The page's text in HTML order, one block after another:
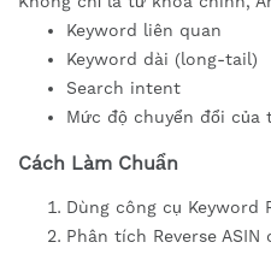
Keyword liên quan
Keyword dài (long-tail)
Search intent
Mức độ chuyển đổi của
Cách Làm Chuẩn
Dùng công cụ Keyword
Phân tích Reverse ASIN